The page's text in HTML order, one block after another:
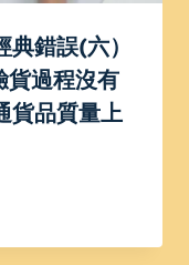
錯誤(六）
過程沒有
貨品質量上